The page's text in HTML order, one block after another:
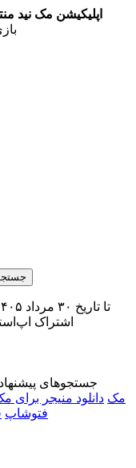
اپلیکیشن مک نید
اشتراک
جستجوهای
Adobe مک دانلود منیجر برای
فتوشاپ